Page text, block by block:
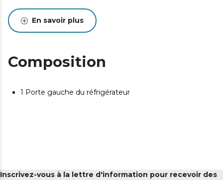
En savoir plus
Composition
1 Porte gauche du réfrigérateur
Inscrivez-vous à la lettre d'information pour recevoir des